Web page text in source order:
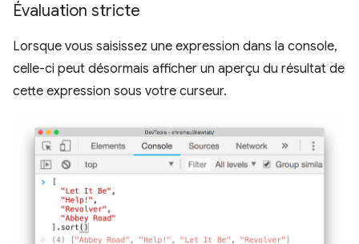
Évaluation stricte
Lorsque vous saisissez une expression dans la console,
celle-ci peut désormais afficher un aperçu du résultat de
cette expression sous votre curseur.